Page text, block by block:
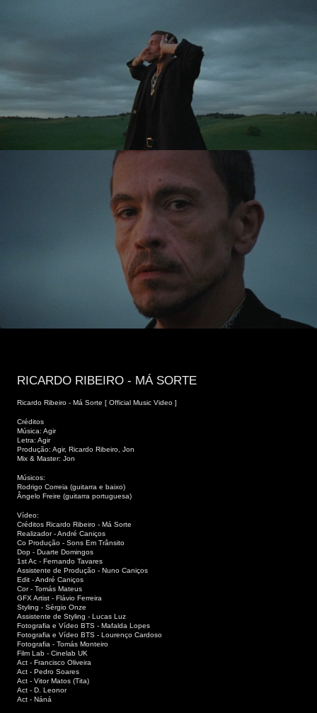
RICARDO RIBEIRO - MÁ SORTE
Ricardo Ribeiro - Má Sorte [ Official Music Video ]
Créditos
Música: Agir
Letra: Agir
Produção: Agir, Ricardo Ribeiro, Jon
Mix & Master: Jon
Músicos:
Rodrigo Correia (guitarra e baixo)
Ângelo Freire (guitarra portuguesa)
Vídeo:
Créditos Ricardo Ribeiro - Má Sorte
Realizador - André Caniços
Co Produção - Sons Em Trânsito
Dop - Duarte Domingos
1st Ac - Fernando Tavares
Assistente de Produção - Nuno Caniços
Edit - André Caniços
Cor - Tomás Mateus
GFX Artist - Flávio Ferreira
Styling - Sérgio Onze
Assistente de Styling - Lucas Luz
Fotografia e Vídeo BTS - Mafalda Lopes
Fotografia e Vídeo BTS - Lourenço Cardoso
Fotografia - Tomás Monteiro
Film Lab - Cinelab UK
Act - Francisco Oliveira
Act - Pedro Soares
Act - Vitor Matos (Tita)
Act - D. Leonor
Act - Náná